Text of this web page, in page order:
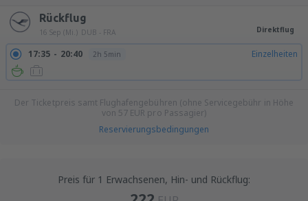
Rückflug
16 Sep (Mi.) DUB - FRA Direktflug
17:35 20:40 2h 5min Einzelheiten
Der Ticketpreis samt Flughafengebühren (ohne Servicegebühr in Höhe
von 57 EUR pro Passagier)
Reservierungsbedingungen
Preis für 1 Erwachsenen, Hin- und Rückflug: